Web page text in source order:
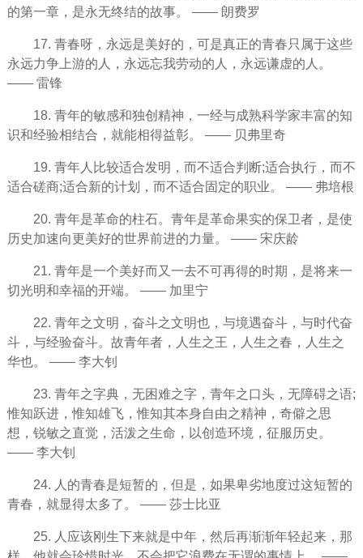
的第一章，是永无终结的故事。 —— 朗费罗
17. 青春呀，永远是美好的，可是真正的青春只属于这些
永远力争上游的人，永远忘我劳动的人，永远谦虚的人。
—— 雷锋
18. 青年的敏感和独创精神，一经与成熟科学家丰富的知
识和经验相结合，就能相得益彰。 —— 贝弗里奇
19. 青年人比较适合发明，而不适合判断;适合执行，而不
适合磋商;适合新的计划，而不适合固定的职业。 —— 弗培根
20. 青年是革命的柱石。青年是革命果实的保卫者，是使
历史加速向更美好的世界前进的力量。 —— 宋庆龄
21. 青年是一个美好而又一去不可再得的时期，是将来一
切光明和幸福的开端。 —— 加里宁
22. 青年之文明， 奋斗之文明也，与境遇奋斗，与时代奋
斗，与经验奋斗。故青年者，人生之王，人生之春，人生之
华也。 —— 李大钊
23. 青年之字典，无困难之字，青年之口头，无障碍之语;
惟知跃进，惟知雄飞，惟知其本身自由之精神，奇僻之思
想，锐敏之直觉，活泼之生命 ，以创造环境，征服历史。
—— 李大钊
24. 人的青春是短暂的，但是，如果卑劣地度过这短暂的
青春，就显得太多了。 —— 莎士比亚
25. 人应该刚生下来就是中年，然后再渐渐年轻起来，那